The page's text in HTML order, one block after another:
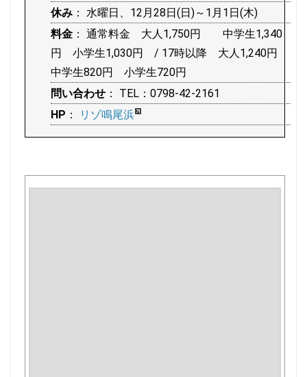
休み ： 水曜日、12月28日(日)～1月1日(木)
料金 ： 通常料金 大人1,750円 中学生1,340
円 小学生1,030円 / 17時以降 大人1,240円
中学生820円 小学生720円
問い合わせ ： TEL：0798-42-2161
HP ： リゾ鳴尾浜